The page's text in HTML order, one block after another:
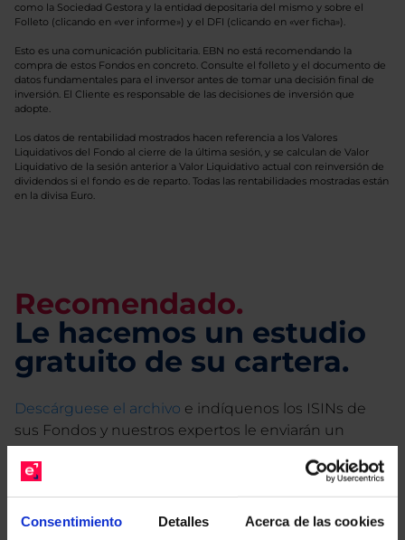
Consentimiento Detalles Acerca de las cookies
como la Sociedad Gestora y la entidad depositaria del mismo y sobre el
Folleto (clicando en «ver informe») y el DFI (clicando en «ver ficha»).
Esto es una comunicación publicitaria. EBN no está recomendando la
compra de estos Fondos en concreto. Consulte el folleto y el documento de
datos fundamentales para el inversor antes de tomar una decisión final de
inversión. El Cliente es responsable de las decisiones de inversión que
adopte.
Los datos de rentabilidad mostrados hacen referencia a los Valores
Liquidativos del Fondo al cierre de la última sesión, y se calculan de Valor
Liquidativo de la sesión anterior a Valor Liquidativo actual con reinversión de
dividendos si el fondo es de reparto. Todas las rentabilidades mostradas están
en la divisa Euro.
Recomendado.
Le hacemos un estudio
gratuito de su cartera.
Descárguese el archivo e indíquenos los ISINs de
sus Fondos y nuestros expertos le enviarán un
estudio gratuito de sus alternativas de Clases
Limpias con las que podrá ahorrar en sus costes.